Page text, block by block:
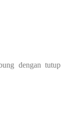
dengan tutup